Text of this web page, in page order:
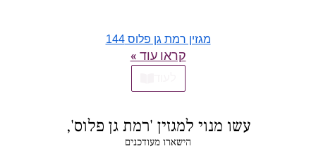
מגזין רמת גן פלוס 144
קראו עוד »
עשו מנוי למגזין 'רמת גן פלוס',
הישארו מעודכנים